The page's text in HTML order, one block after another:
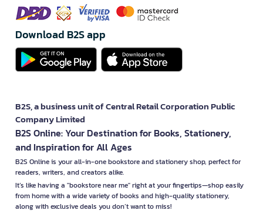
Download B2S app
B2S, a business unit of Central Retail Corporation Public
Company Limited
B2S Online: Your Destination for Books, Stationery,
and Inspiration for All Ages
B2S Online is your all-in-one bookstore and stationery shop, perfect for
readers, writers, and creators alike.
It’s like having a "bookstore near me" right at your fingertips—shop easily
from home with a wide variety of books and high-quality stationery,
along with exclusive deals you don’t want to miss!